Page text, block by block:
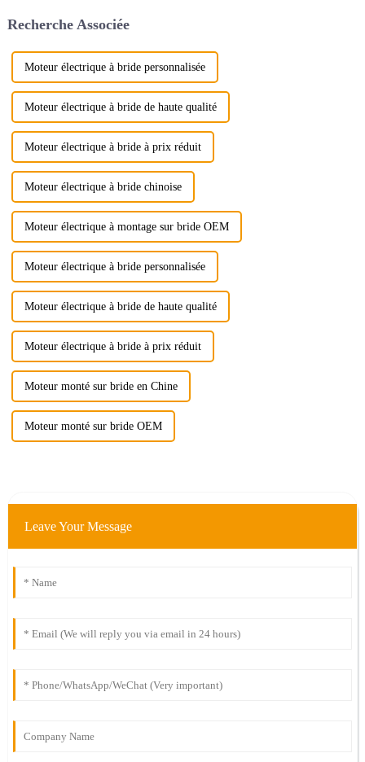
indispensable des systèmes
modernes.
Recherche Associée
Moteur électrique à bride personnalisée
Moteur électrique à bride de haute qualité
Moteur électrique à bride à prix réduit
Moteur électrique à bride chinoise
Moteur électrique à montage sur bride OEM
Moteur électrique à bride personnalisée
Moteur électrique à bride de haute qualité
Moteur électrique à bride à prix réduit
Moteur monté sur bride en Chine
Moteur monté sur bride OEM
Leave Your Message